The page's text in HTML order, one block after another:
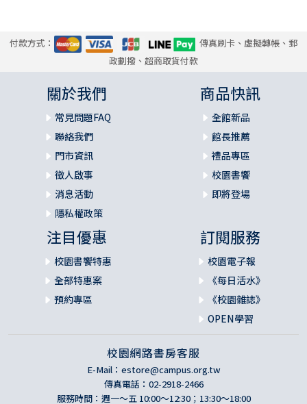
付款方式：
傳真刷卡、虛擬轉帳、郵
政劃撥、超商取貨付款
關於我們
常見問題FAQ
聯絡我們
門市資訊
徵人啟事
消息活動
隱私權政策
商品快訊
全館新品
館長推薦
禮品專區
校園書饗
即將登場
注目優惠
校園書饗特惠
全部特惠案
預約專區
訂閱服務
校園電子報
《每日活水》
《校園雜誌》
OPEN學習
校園網路書房客服
E-Mail： estore@campus.org.tw
傳真電話：02-2918-2466
服務時間：週一～五 10:00～12:30；13:30～18:00